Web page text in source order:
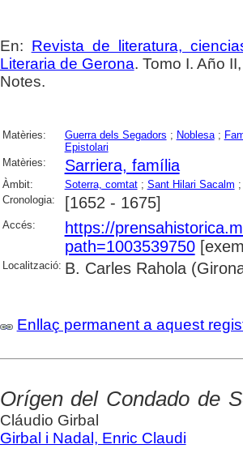
En: Revista de literatura,
Literaria de Gerona. Tomo I. Año
Notes.
Matèries: Guerra dels Segadors ; Noblesa;
Epistolari
Matèries:
Sarriera, família
Àmbit: Soterra, comtat; Sant Hilari Sacalm
Cronologia:
[1652 - 1675]
Accés:
https://
path=1003539750
Localització: B. Carles Rahola
Enllaç permanent a aquest
Orígen del Condado de
Cláudio Girbal
Girbal i Nadal, Enric Claudi